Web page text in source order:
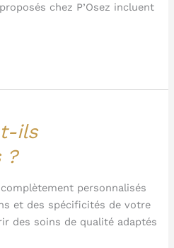
chez P’Osez incluent
ils
?
personnalisés
et des spécificités de votre
des soins de qualité adaptés